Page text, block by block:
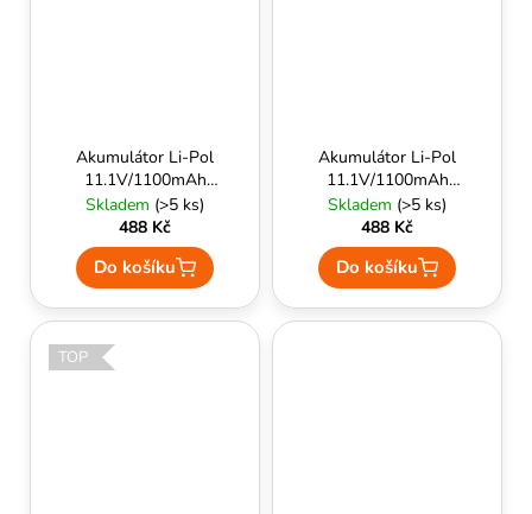
Akumulátor Li-Pol
11.1V/1100mAh
(20C) T-konektor -
Delta Armory
Skladem (>5 ks)
488 Kč
Do košíku
Akumulátor Li-Pol
11.1V/1100mAh
(20C) Tamiya - Delta
Armory
Skladem (>5 ks)
488 Kč
Do košíku
TOP